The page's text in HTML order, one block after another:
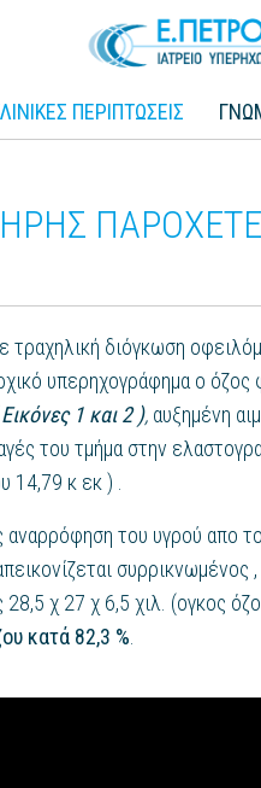
ΠΕΡΙΠΤΩΣΕΙΣ
τραχηλική διόγκωση
υπερηχογράφημα ο όζος
1 και 2 ), αυξημένη
του τμήμα στην
14,79 κ εκ ) .
του υγρού απο
συρρικνωμένος
28,5 χ 27 χ 6,5 χιλ. (ογκος
κατά 82,3 %